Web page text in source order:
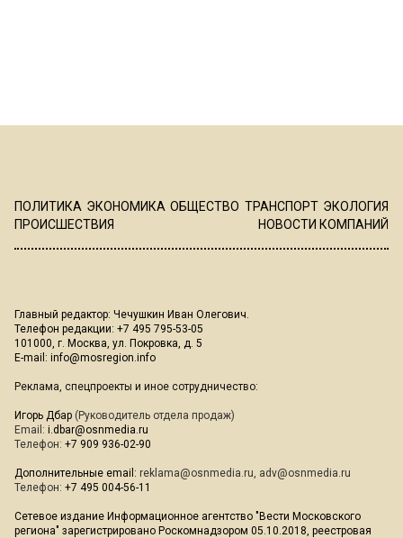
ПОЛИТИКА ЭКОНОМИКА ОБЩЕСТВО ТРАНСПОРТ ЭКОЛОГИЯ
ПРОИСШЕСТВИЯ
НОВОСТИ КОМПАНИЙ
Главный редактор: Чечушкин Иван Олегович.
Телефон редакции: +7 495 795-53-05
101000, г. Москва, ул. Покровка, д. 5
E-mail: info@mosregion.info
Реклама, спецпроекты и иное сотрудничество:
Игорь Дбар (Руководитель отдела продаж)
Email: i.dbar@osnmedia.ru
Телефон: +7 909 936-02-90
Дополнительные email: reklama@osnmedia.ru, adv@osnmedia.ru
Телефон: +7 495 004-56-11
Сетевое издание Информационное агентство "Вести Московского
региона" зарегистрировано Роскомнадзором 05.10.2018, реестровая